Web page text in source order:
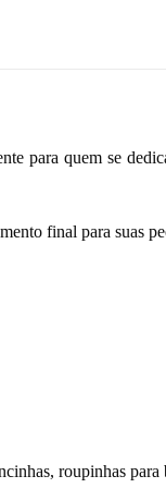
para quem se
final para suas
roupinhas